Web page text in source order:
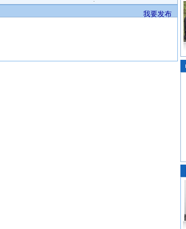
我要发布